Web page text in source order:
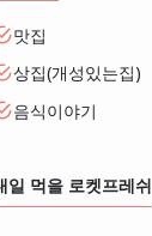
맛집
상집(개성있는집)
음식이야기
일 먹을 로켓프레쉬